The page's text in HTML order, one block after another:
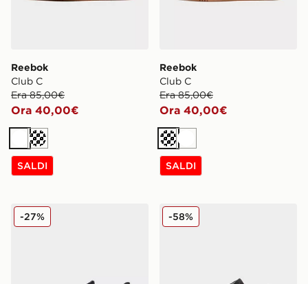
Reebok
Club C
Era 85,00€
Ora 40,00€
BiancoCrema
SALDI
Reebok
Club C
Era 85,00€
Ora 40,00€
CremaBianco
SALDI
adidas Originals ZX 750
-27% Fila Cress
-58%